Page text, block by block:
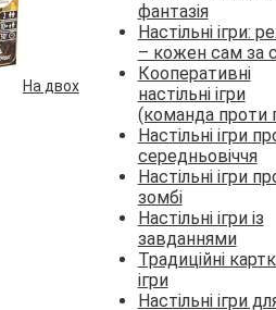
На двох
фантазія
Настільні ігри:
– кожен сам за
Кооперативні
настільні ігри
(команда проти
Настільні ігри
середньовіччя
Настільні ігри
зомбі
Настільні ігри із
завданнями
Традиційні
ігри
Настільні ігри